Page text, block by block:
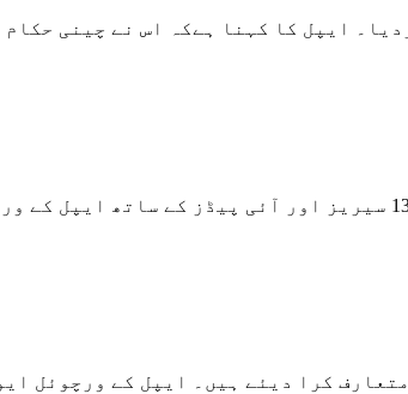
ایپل کا کہنا ہےکہ اس نے چینی
ایپل کی نئی اسمارٹ واچ کو متعارف کرا دیا گیا ہے۔ آئی فون 13
لیول آئی پیڈ 13 اور آئی پیڈ منی متعارف کرا دیئے